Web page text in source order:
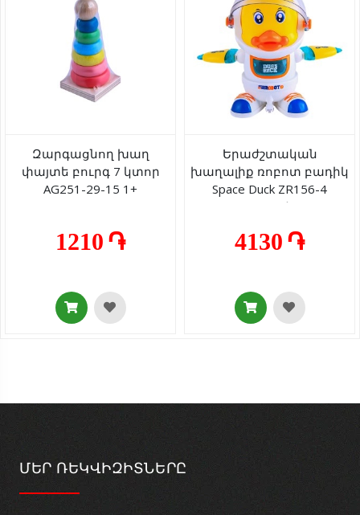
Զարգացնող խաղ
փայտե բուրգ 7 կտոր
AG251-29-15 1+
1210 ֏
Երաժշտական
խաղալիք ռոբոտ բադիկ
Space Duck ZR156-4
լույսով/
4130 ֏
ՄԵՐ ՌԵԿՎԻԶԻՏՆԵՐԸ